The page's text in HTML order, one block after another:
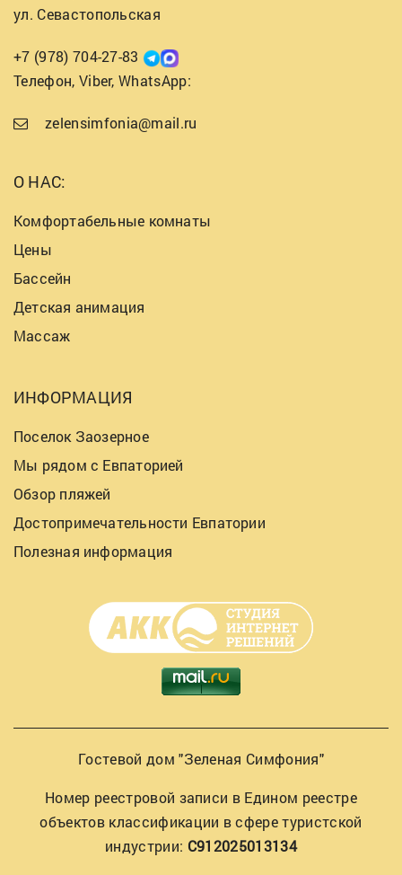
ул. Севастопольская
+7 (978) 704-27-83
Телефон, Viber, WhatsApp:
zelensimfonia@mail.ru
О НАС:
Комфортабельные комнаты
Цены
Бассейн
Детская анимация
Массаж
ИНФОРМАЦИЯ
Поселок Заозерное
Мы рядом с Евпаторией
Обзор пляжей
Достопримечательности Евпатории
Полезная информация
Гостевой дом "Зеленая Симфония"
Номер реестровой записи в Едином реестре
объектов классификации в сфере туристской
индустрии: С912025013134